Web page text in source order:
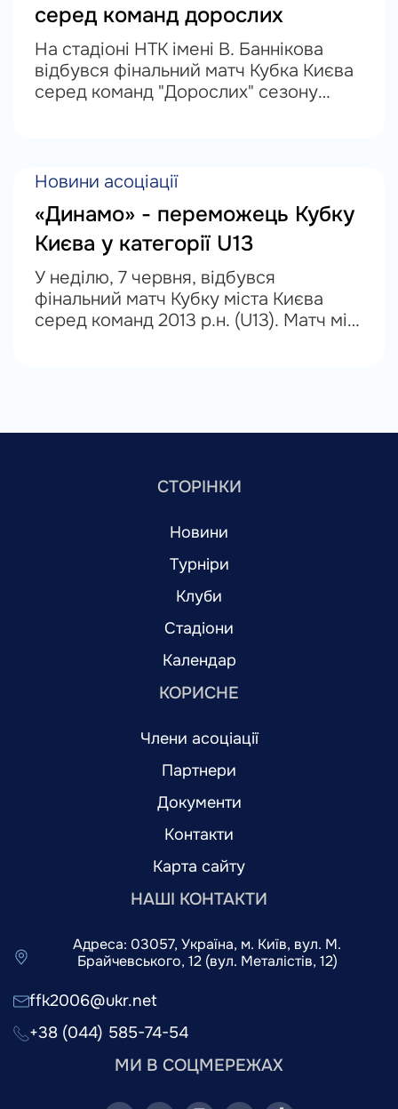
серед команд дорослих
На стадіоні НТК імені В. Баннікова
відбувся фінальний матч Кубка Києва
серед команд "Дорослих" сезону
напруженій боротьбі з...
Новини асоціації
«Динамо» - переможець Кубку
Києва у категорії U13
У неділю, 7 червня, відбувся
фінальний матч Кубку міста Києва
серед команд 2013 р.н. (U13). Матч між
СТОРІНКИ
Новини
Турніри
Клуби
Стадіони
Календар
КОРИСНЕ
Члени асоціації
Партнери
Документи
Контакти
Карта сайту
НАШІ КОНТАКТИ
Адреса: 03057, Україна, м. Київ, вул. М.
Брайчевського, 12 (вул. Металістів, 12)
ffk2006@ukr.net
+38 (044) 585-74-54
МИ В СОЦМЕРЕЖАХ